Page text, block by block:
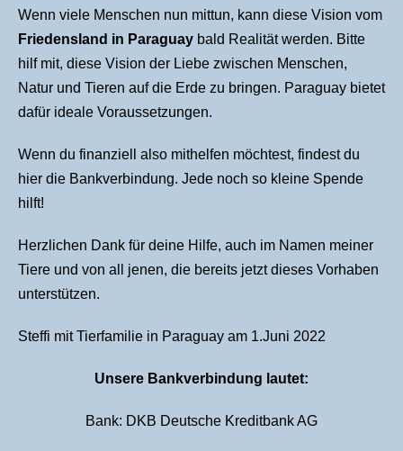
Wenn viele Menschen nun mittun, kann diese Vision vom
Friedensland in Paraguay bald Realität werden. Bitte
hilf mit, diese Vision der Liebe zwischen Menschen,
Natur und Tieren auf die Erde zu bringen. Paraguay bietet
dafür ideale Voraussetzungen.
Wenn du finanziell also mithelfen möchtest, findest du
hier die Bankverbindung. Jede noch so kleine Spende
hilft!
Herzlichen Dank für deine Hilfe, auch im Namen meiner
Tiere und von all jenen, die bereits jetzt dieses Vorhaben
unterstützen.
Steffi mit Tierfamilie in Paraguay am 1.Juni 2022
Unsere Bankverbindung lautet:
Bank: DKB Deutsche Kreditbank AG